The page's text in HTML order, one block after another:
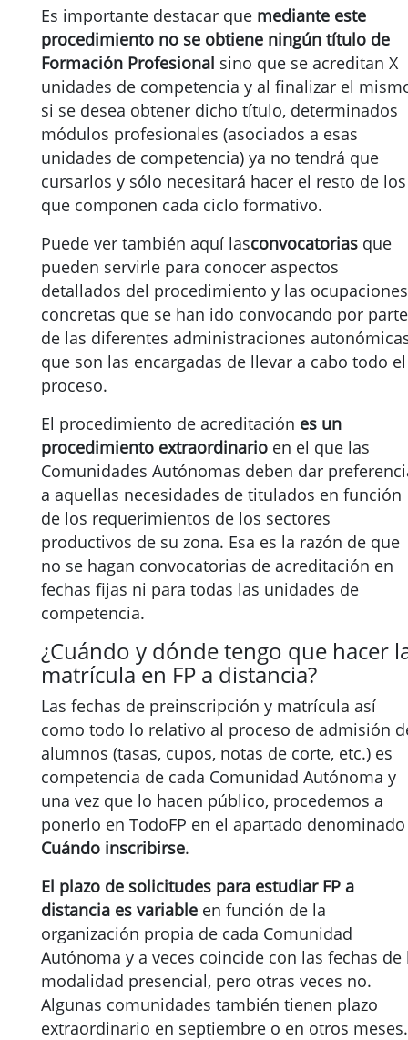
Es importante destacar que mediante este
procedimiento no se obtiene ningún título de
Formación Profesional sino que se acreditan X
unidades de competencia y al finalizar el
si se desea obtener dicho título, determinados
módulos profesionales (asociados a esas
unidades de competencia) ya no tendrá que
cursarlos y sólo necesitará hacer el resto de los
que componen cada ciclo formativo.
Puede ver también aquí lasconvocatorias que
pueden servirle para conocer aspectos
detallados del procedimiento y las ocupaciones
concretas que se han ido convocando por parte
de las diferentes administraciones
que son las encargadas de llevar a cabo todo el
proceso.
El procedimiento de acreditación es un
procedimiento extraordinario en el que las
Comunidades Autónomas deben dar
a aquellas necesidades de titulados en función
de los requerimientos de los sectores
productivos de su zona. Esa es la razón de que
no se hagan convocatorias de acreditación en
fechas fijas ni para todas las unidades de
competencia.
¿Cuándo y dónde tengo que hacer
matrícula en FP a distancia?
Las fechas de preinscripción y matrícula así
como todo lo relativo al proceso de admisión
alumnos (tasas, cupos, notas de corte, etc.) es
competencia de cada Comunidad Autónoma y
una vez que lo hacen público, procedemos a
ponerlo en TodoFP en el apartado denominado
Cuándo inscribirse.
El plazo de solicitudes para estudiar FP a
distancia es variable en función de la
organización propia de cada Comunidad
Autónoma y a veces coincide con las fechas de
modalidad presencial, pero otras veces no.
Algunas comunidades también tienen plazo
extraordinario en septiembre o en otros meses.